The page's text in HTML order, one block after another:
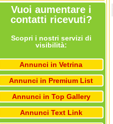
Vuoi aumentare i
contatti ricevuti?
Scopri i nostri servizi di
visibilità:
Annunci in Vetrina
Annunci in Premium List
Annunci in Top Gallery
Annunci Text Link